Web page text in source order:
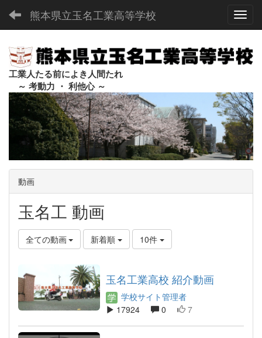
熊本県立玉名工業高等学校
工業人たる前によき人間たれ
～ 考動力 ・ 利他心 ～
動画
玉名工 動画
全ての動画 新着順 10件
玉名工業高校 紹介動画
学校サイト管理者
17924
0 7